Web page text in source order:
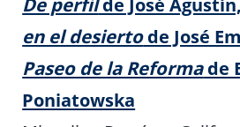
en el desiertode José
Paseo de la Reformade
Poniatowska